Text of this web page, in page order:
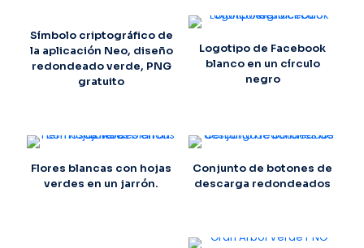
Símbolo criptográfico de
la aplicación Neo, diseño
redondeado verde, PNG
gratuito
Logotipo de Facebook
blanco en un círculo
negro
Flores blancas con hojas
verdes en un jarrón.
Conjunto de botones de
descarga redondeados